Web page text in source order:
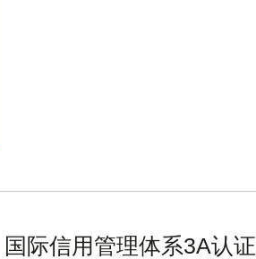
国际信用管理体系3A认证